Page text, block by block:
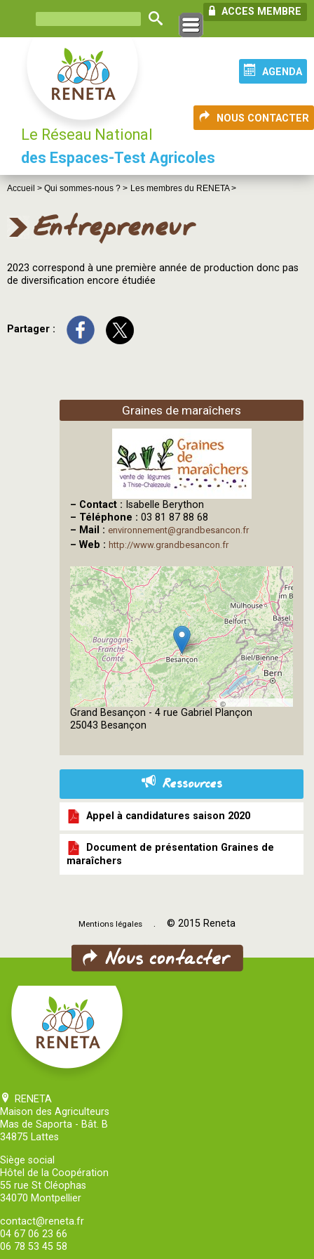
ACCES MEMBRE
AGENDA
NOUS CONTACTER
Le Réseau National
des Espaces-Test Agricoles
Accueil > Qui sommes-nous ? > Les membres du RENETA >
Entrepreneur
2023 correspond à une première année de production donc pas
de diversification encore étudiée
Partager :
Graines de maraîchers
– Contact : Isabelle Berython
– Téléphone : 03 81 87 88 68
– Mail : environnement@grandbesancon.fr
– Web : http://www.grandbesancon.fr
©
OpenStreetMap
Grand Besançon - 4 rue Gabriel Plançon
25043 Besançon
Ressources
Appel à candidatures saison 2020
Document de présentation Graines de
maraîchers
Mentions légales . © 2015 Reneta
RENETA
Maison des Agriculteurs
Mas de Saporta - Bât. B
34875 Lattes
Siège social
Hôtel de la Coopération
55 rue St Cléophas
34070 Montpellier
contact@reneta.fr
04 67 06 23 66
06 78 53 45 58